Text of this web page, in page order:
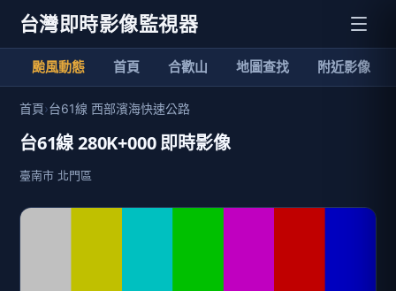
台灣即時影像監視器
颱風動態 首頁 合歡山 地圖查找 附近影像
首頁›台61線 西部濱海快速公路
台61線 280K+000 即時影像
臺南市 北門區